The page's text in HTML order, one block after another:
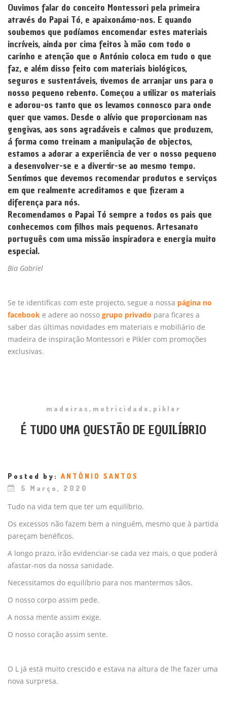
Ouvimos falar do conceito Montessori pela primeira
através do Papai Tó, e apaixonámo-nos. E quando
soubemos que podíamos encomendar estes materiais
incríveis, ainda por cima feitos à mão com todo o
carinho e atenção que o António coloca em tudo o que
faz, e além disso feito com materiais biológicos,
seguros e sustentáveis, tivemos de arranjar uns para o
nosso pequeno rebento. Começou a utilizar os materiais
e adorou-os tanto que os levamos connosco para onde
quer que vamos. Desde o alívio que proporcionam nas
gengivas, aos sons agradáveis e calmos que produzem,
á forma como treinam a manipulação de objectos,
estamos a adorar a experiência de ver o nosso pequeno
a desenvolver-se e a divertir-se ao mesmo tempo.
Sentimos que devemos recomendar produtos e serviços
em que realmente acreditamos e que fizeram a
diferença para nós.
Recomendamos o Papai Tó sempre a todos os pais que
conhecemos com filhos mais pequenos. Artesanato
português com uma missão inspiradora e energia muito
especial.
Bia Gabriel
Se te identificas com este projecto, segue a nossa página no
facebook e adere ao nosso grupo privado para ficares a
saber das últimas novidades em materiais e mobiliário de
madeira de inspiração Montessori e Pikler com promoções
exclusivas.
madeiras , motricidade , pikler
É TUDO UMA QUESTÃO DE EQUILÍBRIO
Posted by: ANTÓNIO SANTOS
5 Março, 2020
Tudo na vida tem que ter um equilíbrio.
Os excessos não fazem bem a ninguém, mesmo que à partida
pareçam benéficos.
A longo prazo, irão evidenciar-se cada vez mais, o que poderá
afastar-nos da nossa sanidade.
Necessitamos do equilíbrio para nos mantermos sãos.
O nosso corpo assim pede.
A nossa mente assim exige.
O nosso coração assim sente.
O L já está muito crescido e estava na altura de lhe fazer uma
nova surpresa.